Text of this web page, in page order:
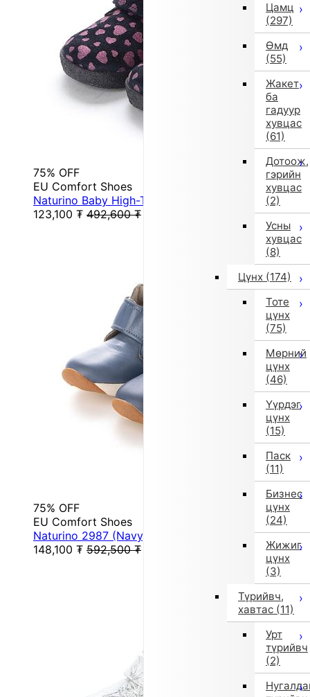
Цамц
(297)
Өмд
(55)
Жакет
ба
гадуур
хувцас
(61)
Дотоож,
гэрийн
хувцас
(2)
Усны
хувцас
(8)
Цүнх (174)
Тоте
цүнх
(75)
Мөрний
цүнх
(46)
Үүрдэг
цүнх
(15)
Паск
(11)
Бизнес
цүнх
(24)
Жижиг
цүнх
(3)
Түрийвч,
хавтас (11)
Урт
түрийвч
(2)
75% OFF
EU Comfort Shoes
Naturino Baby High-Top Sneakers (Black/Pink)
123,100 ₮ 492,600 ₮
75% OFF
EU Comfort Shoes
Naturino 2987 (Navy)
148,100 ₮ 592,500 ₮